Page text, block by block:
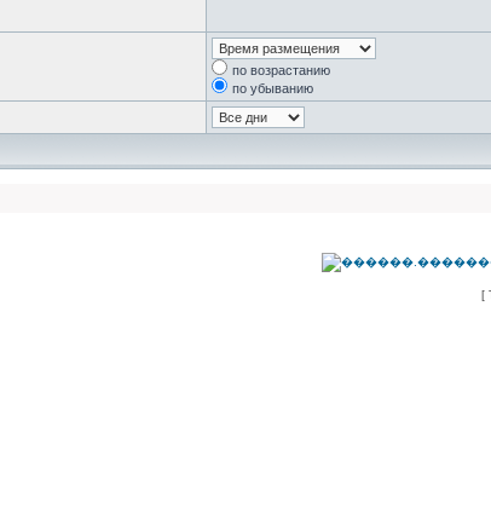
по возрастанию
по убыванию
[